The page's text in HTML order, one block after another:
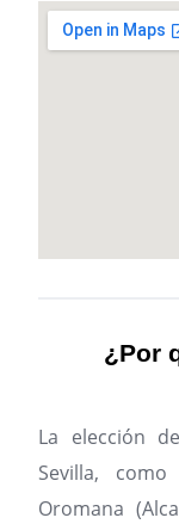
¿Por
La elección
Sevilla,
Oromana